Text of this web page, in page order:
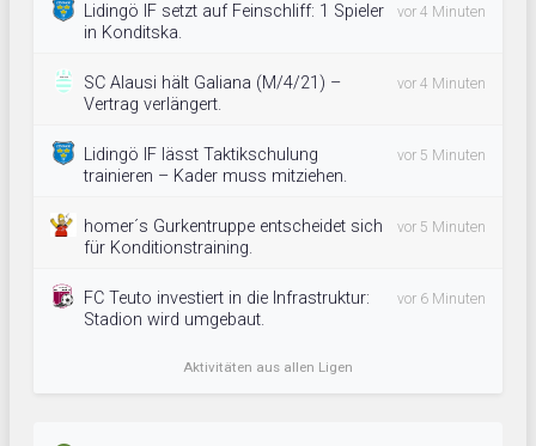
Lidingö IF setzt auf Feinschliff: 1 Spieler
in Konditska.
vor 4 Minuten
SC Alausi hält Galiana (M/4/21) –
Vertrag verlängert.
vor 4 Minuten
Lidingö IF lässt Taktikschulung
trainieren – Kader muss mitziehen.
vor 5 Minuten
homer´s Gurkentruppe entscheidet sich
für Konditionstraining.
vor 5 Minuten
FC Teuto investiert in die Infrastruktur:
Stadion wird umgebaut.
vor 6 Minuten
Aktivitäten aus allen Ligen